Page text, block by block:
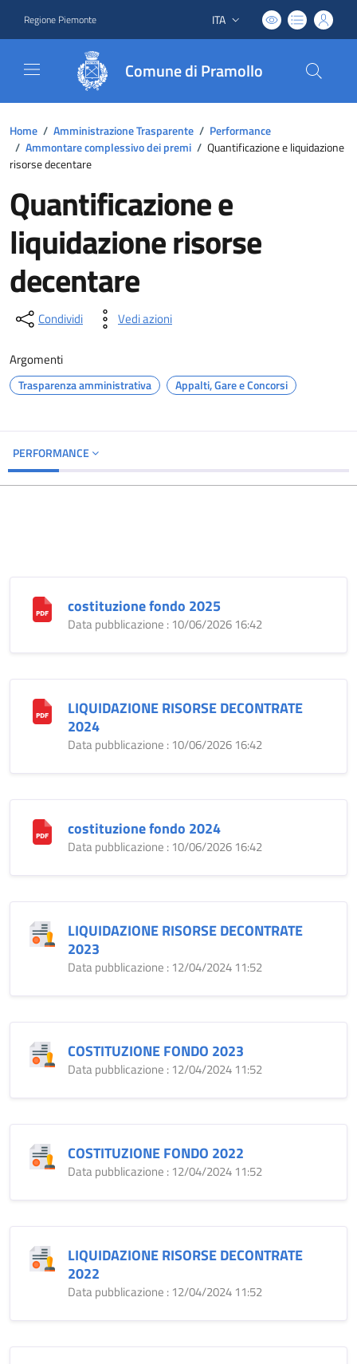
Regione Piemonte Lingua attiva:
ITA
Comune di Pramollo
Home / Amministrazione Trasparente / Performance
/ Ammontare complessivo dei premi / Quantificazione e liquidazione
risorse decentare
Quantificazione e
liquidazione risorse
decentare
Condividi Vedi azioni
Argomenti
Trasparenza amministrativa Appalti, Gare e Concorsi
PERFORMANCE
costituzione fondo 2025
Data pubblicazione : 10/06/2026 16:42
LIQUIDAZIONE RISORSE DECONTRATE
2024
Data pubblicazione : 10/06/2026 16:42
costituzione fondo 2024
Data pubblicazione : 10/06/2026 16:42
LIQUIDAZIONE RISORSE DECONTRATE
2023
Data pubblicazione : 12/04/2024 11:52
COSTITUZIONE FONDO 2023
Data pubblicazione : 12/04/2024 11:52
COSTITUZIONE FONDO 2022
Data pubblicazione : 12/04/2024 11:52
LIQUIDAZIONE RISORSE DECONTRATE
2022
Data pubblicazione : 12/04/2024 11:52